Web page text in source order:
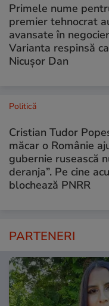
Primele nume
premier tehnocrat
avansate în
Varianta respinsă
Nicușor Dan
Politică
Cristian Tudor
măcar o Românie
gubernie rusească
deranja”. Pe cine
blochează PNRR
PARTENERI